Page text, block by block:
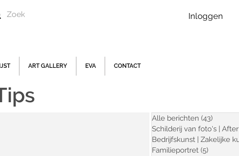
Inloggen
ART GALLERY EVA CONTACT
Alle berichten (43)
Schilderij van foto's |
Bedrijfskunst | Zakelijke
Familieportret (5)